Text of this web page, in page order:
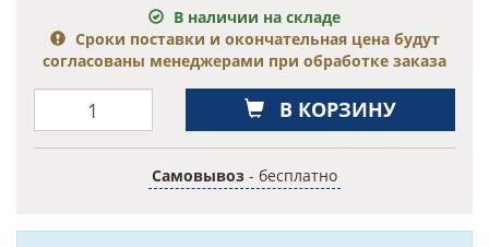
В наличии на складе
Сроки поставки и окончательная цена будут
согласованы менеджерами при обработке заказа
В КОРЗИНУ
Самовывоз - бесплатно